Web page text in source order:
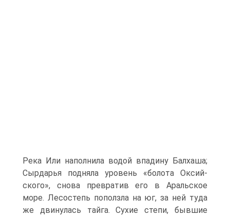
Река Или наполнила водой впадину Балхаша;
Сырдарья подняла уровень «болота Оксий-
ского», снова превратив его в Аральское
море. Лесостепь поползла на юг, за ней туда
же двинулась тайга. Сухие сте­пи, бывшие